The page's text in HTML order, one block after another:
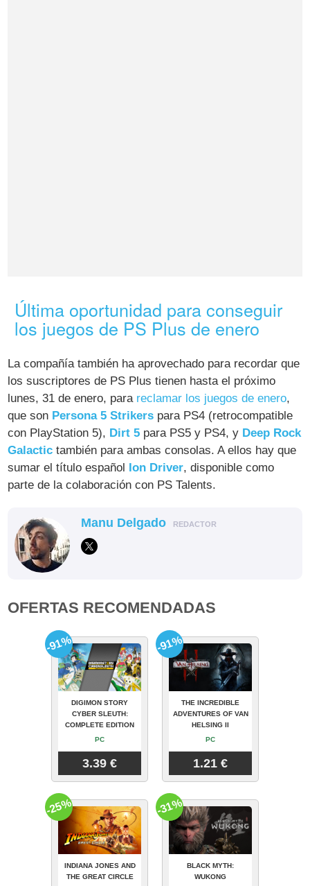
Última oportunidad para conseguir
los juegos de PS Plus de enero
La compañía también ha aprovechado para recordar que
los suscriptores de PS Plus tienen hasta el próximo
lunes, 31 de enero, para reclamar los juegos de enero,
que son Persona 5 Strikers para PS4 (retrocompatible
con PlayStation 5), Dirt 5 para PS5 y PS4, y Deep Rock
Galactic también para ambas consolas. A ellos hay que
sumar el título español Ion Driver, disponible como
parte de la colaboración con PS Talents.
Manu Delgado REDACTOR
OFERTAS RECOMENDADAS
DIGIMON STORY
CYBER SLEUTH:
COMPLETE EDITION
PC
3.39 €
-91%
THE INCREDIBLE
ADVENTURES OF VAN
HELSING II
PC
1.21 €
-91%
INDIANA JONES AND
THE GREAT CIRCLE
-25%
BLACK MYTH:
WUKONG
-31%